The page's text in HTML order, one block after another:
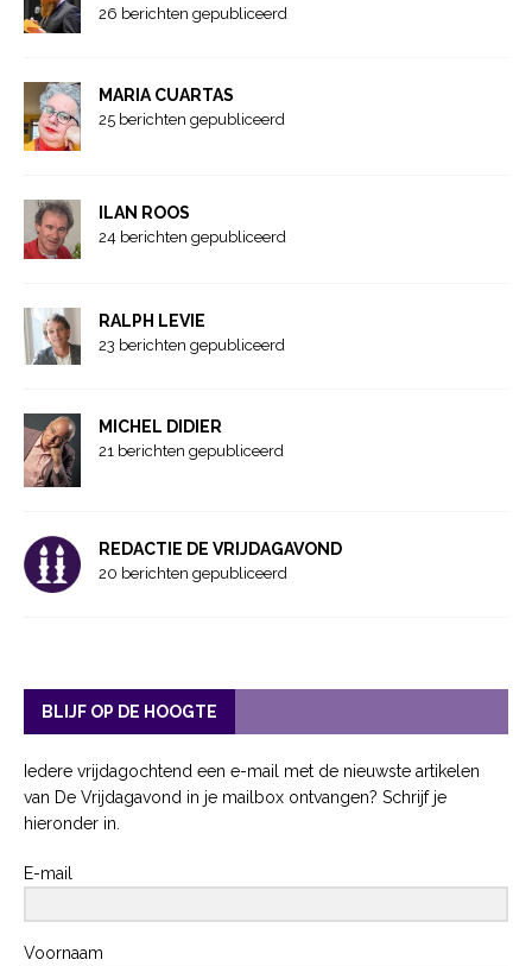
26 berichten gepubliceerd
MARIA CUARTAS
25 berichten gepubliceerd
ILAN ROOS
24 berichten gepubliceerd
RALPH LEVIE
23 berichten gepubliceerd
MICHEL DIDIER
21 berichten gepubliceerd
REDACTIE DE VRIJDAGAVOND
20 berichten gepubliceerd
BLIJF OP DE HOOGTE
Iedere vrijdagochtend een e-mail met de nieuwste artikelen
van De Vrijdagavond in je mailbox ontvangen? Schrijf je
hieronder in.
E-mail
Voornaam